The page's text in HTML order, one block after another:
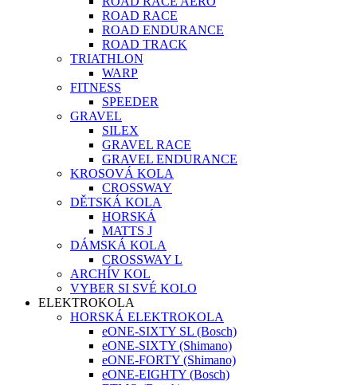
ROAD RACE
ROAD ENDURANCE
ROAD TRACK
TRIATHLON
WARP
FITNESS
SPEEDER
GRAVEL
SILEX
GRAVEL RACE
GRAVEL ENDURANCE
KROSOVÁ KOLA
CROSSWAY
DĚTSKÁ KOLA
HORSKÁ
MATTS J
DÁMSKÁ KOLA
CROSSWAY L
ARCHÍV KOL
VYBER SI SVÉ KOLO
ELEKTROKOLA
HORSKÁ ELEKTROKOLA
eONE-SIXTY SL (Bosch)
eONE-SIXTY (Shimano)
eONE-FORTY (Shimano)
eONE-EIGHTY (Bosch)